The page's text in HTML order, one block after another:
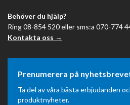
Behöver du hjälp?
Ring 08-854 520 eller sms:a 070-774
Kontakta oss →
Prenumerera på
Ta del av våra bästa erbjudanden
produktnyheter.